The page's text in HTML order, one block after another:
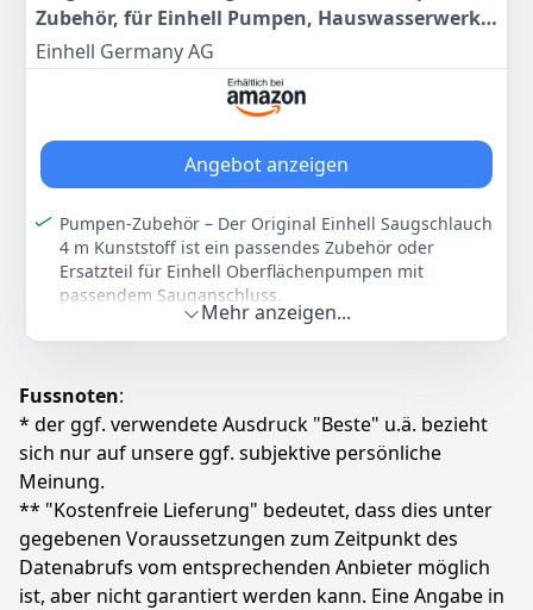
werden.
Zum Set gehört ein 4 m langer Saugschlauch und ein
20 m langer Gartenschlauch, der dem Anwender
ermöglicht jeden Winkel des Gartens zu erreichen. Im
Lieferumfang enthalten ist auch eine Sprühpistole.
Einhell
8940 €
UVP:113,95 €-22%
Zum Angebot
Zubehör, für Einhell Pumpen, Hauswasserwerke
& -automaten, Länge 4 m, Ø 25 mm, inkl.
Adapter, Doppelnippel, Rückschlagventil)
Einhell Germany AG
Angebot anzeigen
Pumpen-Zubehör – Der Original Einhell Saugschlauch
4 m Kunststoff ist ein passendes Zubehör oder
Ersatzteil für Einhell Oberflächenpumpen mit
passendem Sauganschluss.
Passend für – Der Einhell Saugschlauch ist speziell
passend für die Einhell Gartenpumpen,
einem 42 mm (R1 1/4") Sauganschluss.
Saugschlauch – Der aus hochwertigem und
strapazierfähigem Kunststoff gefertigte Saugschlauch
ist 4 m lang, hat einen Durchmesser von 25 mm und
einen 42 mm (R1 1/4 IG) Anschluss.
Adapter & Doppelnippel – Mit dem Schlauch werden
ein Adapter mit einem Innengewinde von 33,3 mm (1
Zoll) und ein Doppelnippel mit einem Außengewinde
von 33,3 (1 Zoll) mm geliefert.
Mehr anzeigen...
Fussnoten:
* der ggf. verwendete Ausdruck "Beste" u.ä. bezieht
sich nur auf unsere ggf. subjektive persönliche
Meinung.
** "Kostenfreie Lieferung" bedeutet, dass dies unter
gegebenen Voraussetzungen zum Zeitpunkt des
Datenabrufs vom entsprechenden Anbieter möglich
ist, aber nicht garantiert werden kann. Eine Angabe in